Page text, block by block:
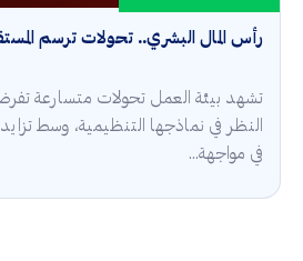
رأس المال البشري.. تحولات ترسم
تشهد بيئة العمل تحولات متسارعة
النظر في نماذجها التنظيمية، وسط تزايد
في مواجهة...